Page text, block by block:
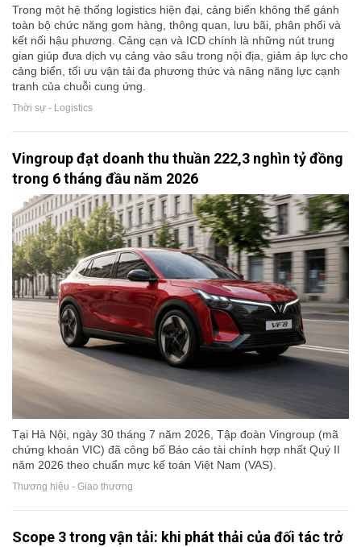
Trong một hệ thống logistics hiện đại, cảng biển không thể gánh
toàn bộ chức năng gom hàng, thông quan, lưu bãi, phân phối và
kết nối hậu phương. Cảng cạn và ICD chính là những nút trung
gian giúp đưa dịch vụ cảng vào sâu trong nội địa, giảm áp lực cho
cảng biển, tối ưu vận tải đa phương thức và nâng năng lực cạnh
tranh của chuỗi cung ứng.
Thời sự - Logistics
Vingroup đạt doanh thu thuần 222,3 nghìn tỷ đồng
trong 6 tháng đầu năm 2026
Tại Hà Nội, ngày 30 tháng 7 năm 2026, Tập đoàn Vingroup (mã
chứng khoán VIC) đã công bố Báo cáo tài chính hợp nhất Quý II
năm 2026 theo chuẩn mực kế toán Việt Nam (VAS).
Thương hiệu - Giao thương
Scope 3 trong vận tải: khi phát thải của đối tác trở